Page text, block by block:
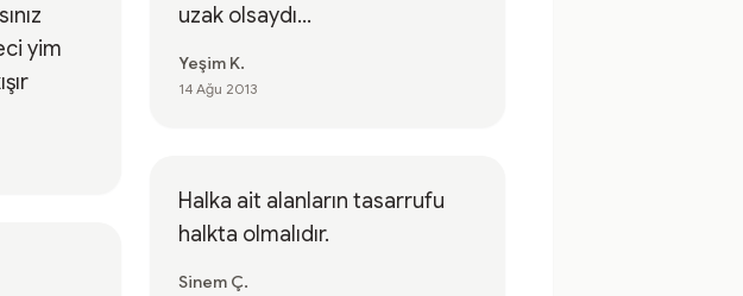
yim
uzak olsaydı...
Yeşim K.
14 Ağu 2013
Halka ait alanların tasarrufu
halkta olmalıdır.
Sinem Ç.